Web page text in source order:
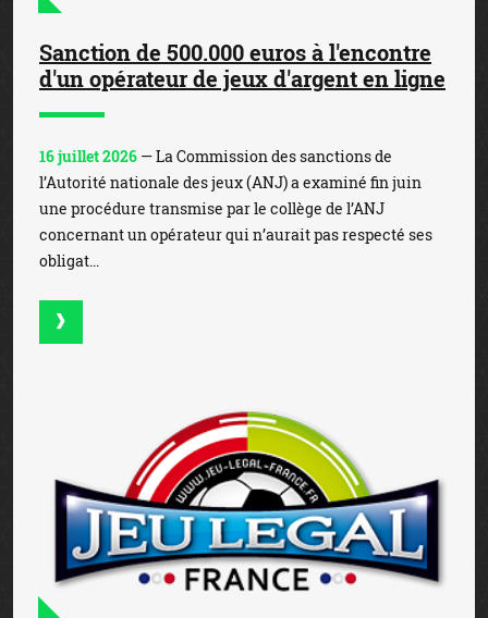
Sanction de 500.000 euros à l'encontre
d'un opérateur de jeux d'argent en ligne
16 juillet 2026 — La Commission des sanctions de
l’Autorité nationale des jeux (ANJ) a examiné fin juin
une procédure transmise par le collège de l’ANJ
concernant un opérateur qui n’aurait pas respecté ses
obligat...